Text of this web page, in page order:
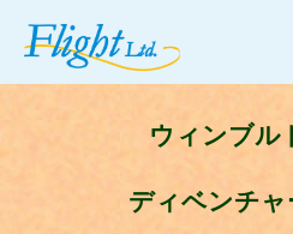
ウィンブル
ディベンチャ